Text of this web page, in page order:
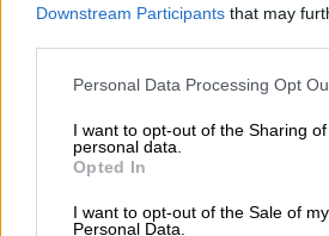
Downstream Participants that may
Please note that this website/app
not limited to your visit or usage
grant or deny consent to Google and
use your data for below specified
consent section.
Personal Data Processing Opt
I want to opt-out of the Sharing
personal data.
Opted In
I want to opt-out of the Sale of my
Personal Data.